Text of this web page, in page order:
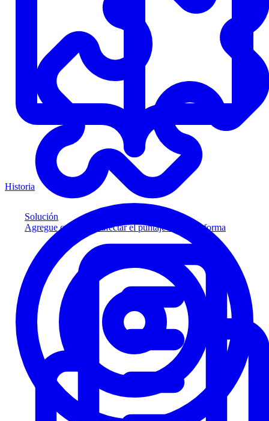
Solución
Agregue crédito sin afectar el puntaje a su plataforma
Historia